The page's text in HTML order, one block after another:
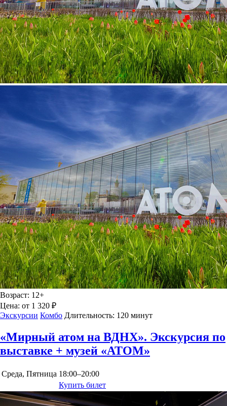
Возраст: 12+
Цена: от 1 320 ₽
Экскурсии Комбо Длительность: 120 минут
«Мирный атом на ВДНХ». Экскурсия по
выставке + музей «АТОМ»
Среда, Пятница 18:00–20:00
Купить билет